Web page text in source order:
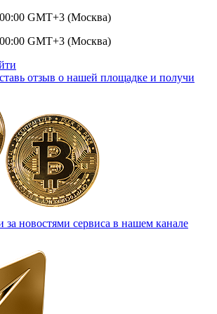
GMT+3 (Москва)
GMT+3 (Москва)
отзыв о нашей площадке и получи
за новостями сервиса в нашем канале